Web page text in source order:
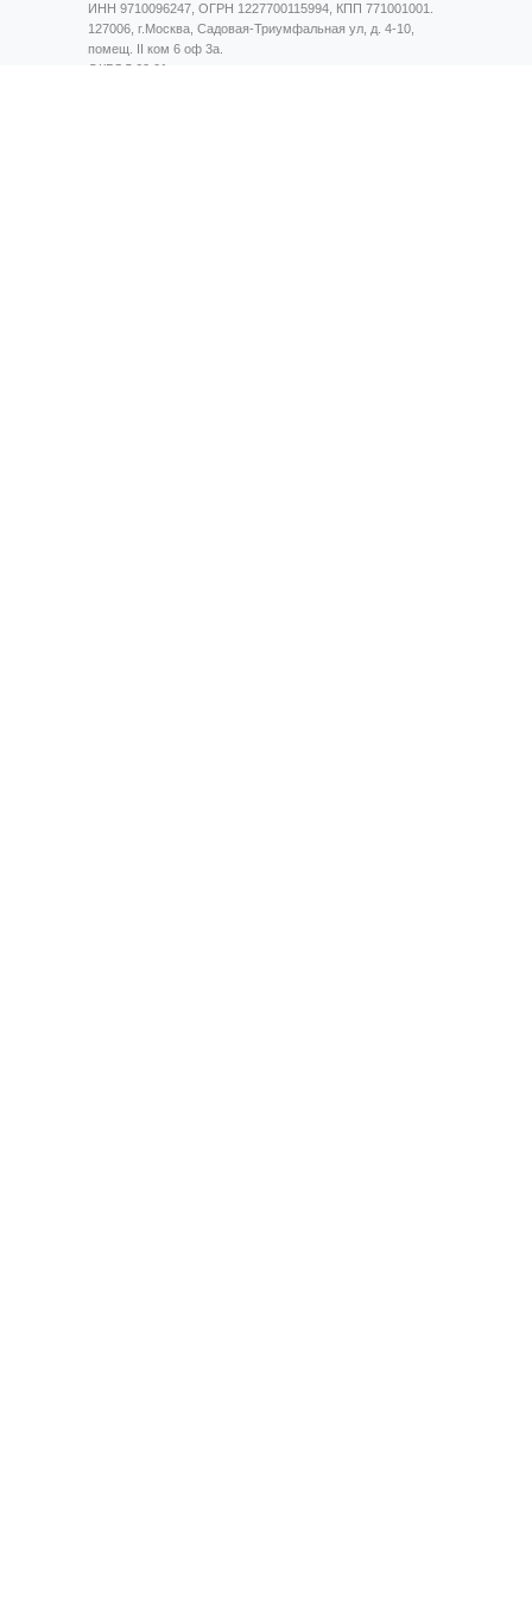
ИНН 9710096247, ОГРН 1227700115994, КПП 771001001.
127006, г.Москва, Садовая-Триумфальная ул, д. 4-10,
помещ. II ком 6 оф 3а.
ОКВЭД 62.01